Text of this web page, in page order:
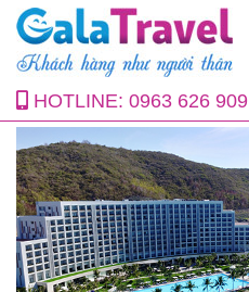
HOTLINE: 0963 626 909